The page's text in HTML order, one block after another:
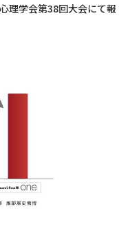
理学会第38回大会にて報